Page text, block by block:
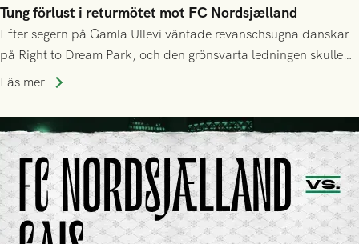
Tung förlust i returmötet mot FC Nordsjælland
Efter segern på Gamla Ullevi väntade revanschsugna danskar
på Right to Dream Park, och den grönsvarta ledningen skulle
upphöra efter mindre än kvarten spelad. På lika mark visade
tennissiffror och det grönsvarta europaäventyret tog slut.
Läs mer